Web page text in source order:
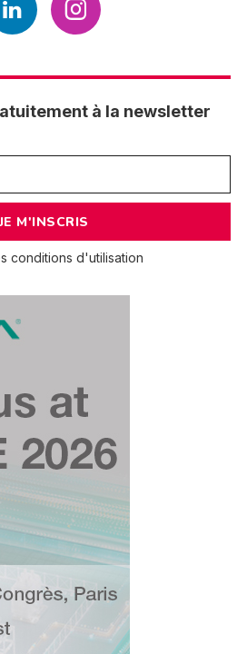
à la newsletter
conditions d'utilisation